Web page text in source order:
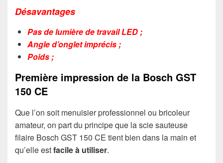
Désavantages
Pas de lumière de travail LED ;
Angle d’onglet imprécis ;
Poids ;
Première impression de la Bosch GST
150 CE
Que l’on soit menuisier professionnel ou bricoleur
amateur, on part du principe que la scie sauteuse
filaire Bosch GST 150 CE tient bien dans la main et
qu’elle estfacile à utiliser.